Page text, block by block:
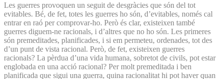
Les guerres provoquen un seguit de desgràcies que són del tot
evitables. Bé, de fet, totes les guerres ho són, d’evitables, només cal
entrar en raó per comprovar-ho. Però és clar, existeixen també
guerres diguem-ne racionals, i d’altres que no ho són. Les primeres
són premeditades, planificades, i si em permeteu, ordenades, tot des
d’un punt de vista racional. Però, de fet, existeixen guerres
racionals? La pèrdua d’una vida humana, sobretot de civils, pot estar
englobada en una acció racional? Per molt premeditada i ben
planificada que sigui una guerra, quina racionalitat hi pot haver quan